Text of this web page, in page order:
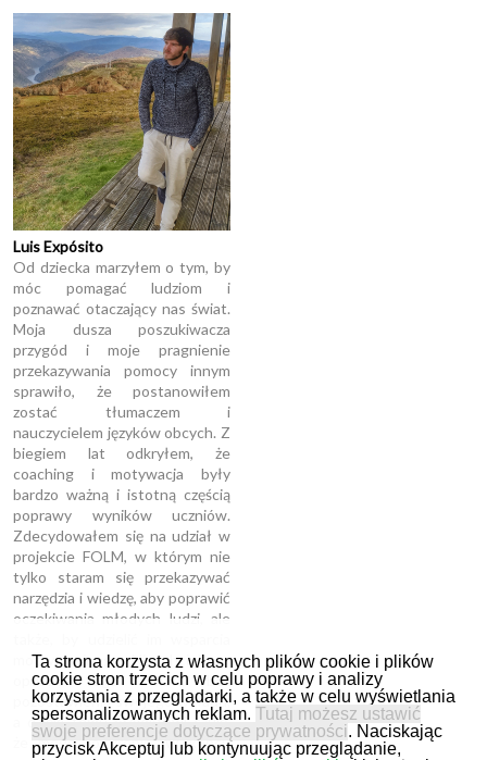
Ta strona korzysta z własnych plików cookie i plików
cookie stron trzecich w celu poprawy i analizy
korzystania z przeglądarki, a także w celu wyświetlania
spersonalizowanych reklam. Tutaj możesz ustawić
swoje preferencje dotyczące prywatności. Naciskając
przycisk Akceptuj lub kontynuując przeglądanie,
Luis Expósito
Od dziecka marzyłem o tym, by
móc pomagać ludziom i
poznawać otaczający nas świat.
Moja dusza poszukiwacza
przygód i moje pragnienie
przekazywania pomocy innym
sprawiło, że postanowiłem
zostać tłumaczem i
nauczycielem języków obcych. Z
biegiem lat odkryłem, że
coaching i motywacja były
bardzo ważną i istotną częścią
poprawy wyników uczniów.
Zdecydowałem się na udział w
projekcie FOLM, w którym nie
tylko staram się przekazywać
narzędzia i wiedzę, aby poprawić
oczekiwania młodych ludzi, ale
motywacyjnego. Nie chciałbym
opuścić tego świata bez
pozostawienia swojego wkładu,
a dzięki temu projektowi czuję,
że mogę to zrobić. W końcu